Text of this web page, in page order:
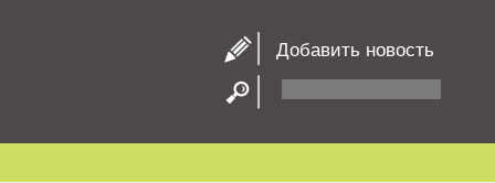
Добавить новость